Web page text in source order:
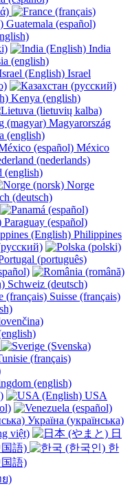
Guatemala (español)
India
(english)
Israel
Kenya (english)
Magyarország
(english)
México
(nederlands)
(english)
Norge
(deutsch)
Paraguay (español)
Philippines
(português)
Schweiz (deutsch)
Suisse (français)
(français)
(english)
USA
Україна (українська)
việt)
日
語)
한
語)
)